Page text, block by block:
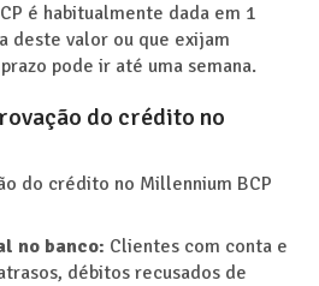
é habitualmente dada em 1
deste valor ou que exijam
pode ir até uma semana.
do crédito no
do crédito no Millennium BCP
no banco: Clientes com conta e
débitos recusados de